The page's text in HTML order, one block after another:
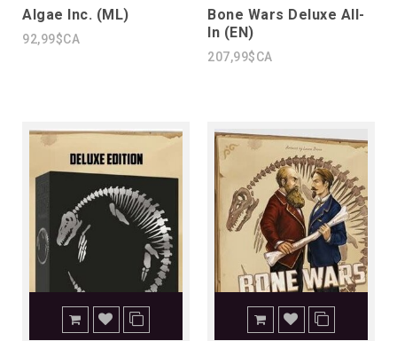
Algae Inc. (ML)
92,99$CA
Bone Wars Deluxe All-
In (EN)
207,99$CA